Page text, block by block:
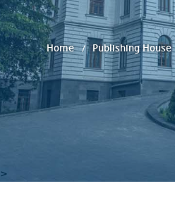
>
Home Publishing House